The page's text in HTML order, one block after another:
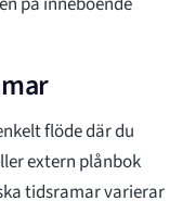
flöde där du
extern plånbok
tidsramar varierar